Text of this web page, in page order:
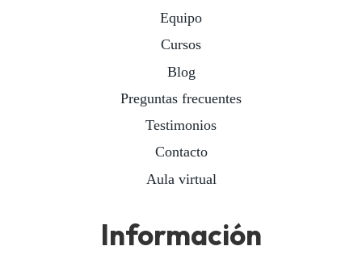
Equipo
Cursos
Blog
Preguntas frecuentes
Testimonios
Contacto
Aula virtual
Información